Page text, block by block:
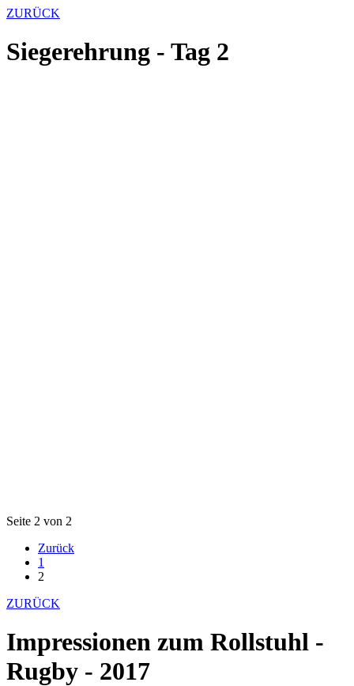
ZURÜCK
Siegerehrung - Tag 2
Seite 2 von 2
Zurück
1
2
ZURÜCK
Impressionen zum Rollstuhl -
Rugby - 2017